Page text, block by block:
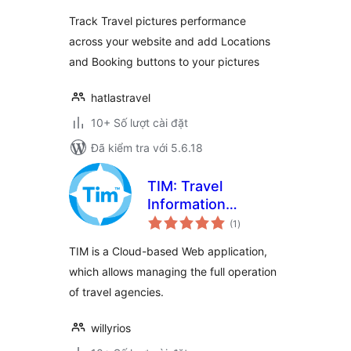
Track Travel pictures performance
across your website and add Locations
and Booking buttons to your pictures
hatlastravel
10+ Số lượt cài đặt
Đã kiểm tra với 5.6.18
TIM: Travel
Information
Manager
(1 tổng
đánh
)
TIM is a Cloud-based Web application,
which allows managing the full operation
of travel agencies.
willyrios